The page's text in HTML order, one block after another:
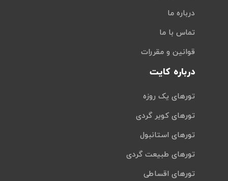
درباره ما
تماس با ما
قوانین و مقررات
درباره کایت
تورهای یک روزه
تورهای کویر گردی
تورهای استانبول
تورهای طبیعت گردی
تورهای اقساطی